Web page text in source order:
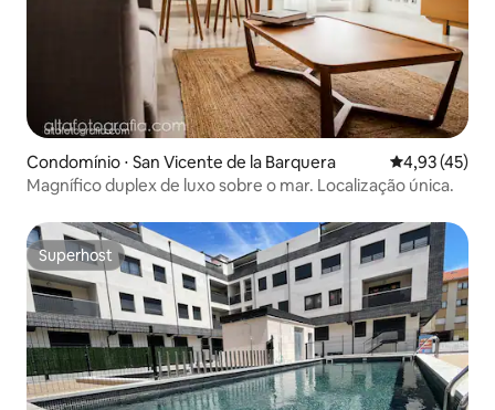
Condomínio ⋅ San Vicente de la Barquera 4,93 de uma
4,93 (45)
Magnífico duplex de luxo sobre o mar. Localização única.
Superhost
Superhost